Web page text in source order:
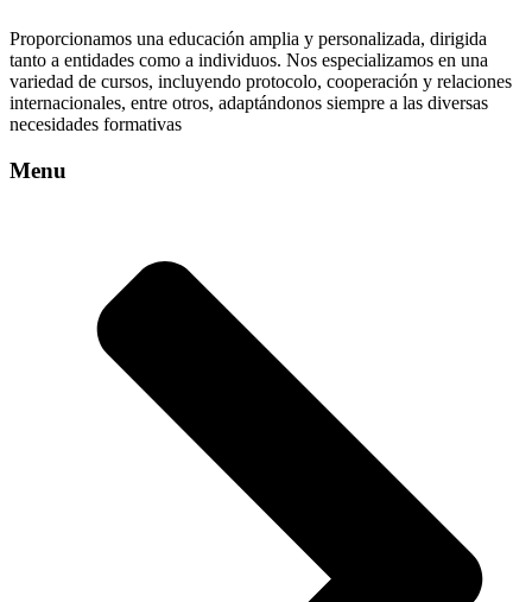
Proporcionamos una educación amplia y personalizada, dirigida
tanto a entidades como a individuos. Nos especializamos en una
variedad de cursos, incluyendo protocolo, cooperación y relaciones
internacionales, entre otros, adaptándonos siempre a las diversas
necesidades formativas
Menu